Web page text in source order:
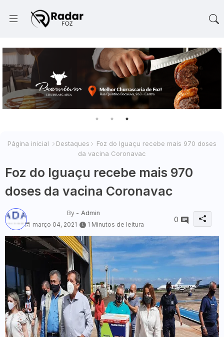
Página inicial Destaques
Foz do Iguaçu recebe mais 970 doses
da vacina Coronavac
Foz do Iguaçu recebe mais 970
doses da vacina Coronavac
By - Admin
março 04, 2021
1 Minutos de leitura
0